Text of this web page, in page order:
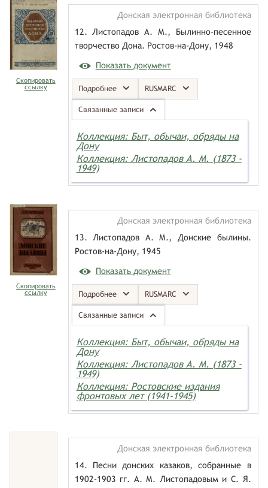
Скопировать
ссылку
Донская электронная библиотека
12. Листопадов А. М., Былинно-песенное
творчество Дона. Ростов-на-Дону, 1948
Показать документ
Подробнее RUSMARC
Связанные записи
Коллекция: Быт, обычаи, обряды на
Дону
Коллекция: Листопадов А. М. (1873 -
1949)
Скопировать
ссылку
Донская электронная библиотека
13. Листопадов А. М., Донские былины.
Ростов-на-Дону, 1945
Показать документ
Подробнее RUSMARC
Связанные записи
Коллекция: Быт, обычаи, обряды на
Дону
Коллекция: Листопадов А. М. (1873 -
1949)
Коллекция: Ростовские издания
фронтовых лет (1941-1945)
Донская электронная библиотека
14. Песни донских казаков, собранные в
1902-1903 гг. А. М. Листопадовым и С. Я.